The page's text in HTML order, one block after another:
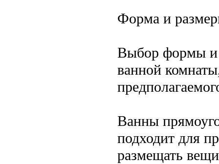
Форма и
Выбор формы и
ванной
Ванны
подходит для
размещать